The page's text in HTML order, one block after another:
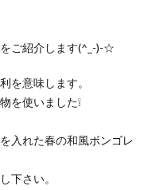
ご紹介します(^_-)-☆
を意味します。
を使いました❕
入れた春の和風ボンゴレ
下さい。